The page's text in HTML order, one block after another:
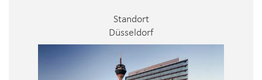
Standort
Düsseldorf